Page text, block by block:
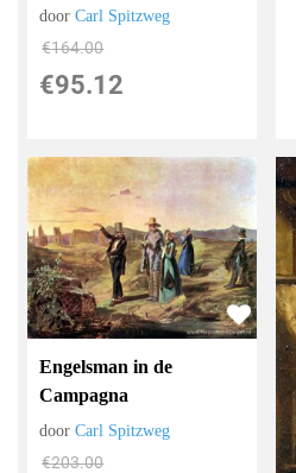
doorCarl Spitzweg
€164.00
€95.12
Engelsman in de
Campagna
doorCarl Spitzweg
€203.00